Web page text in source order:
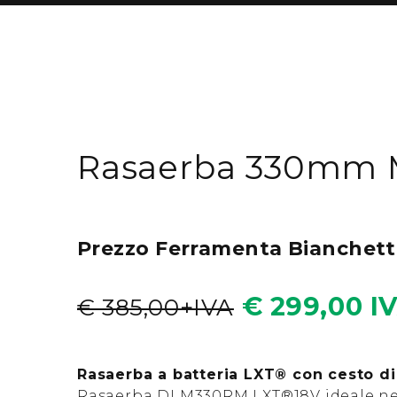
Rasaerba 330mm
Prezzo Ferramenta
€ 385,00+IVA € 299,00
Rasaerba a batteria LXT® con cesto